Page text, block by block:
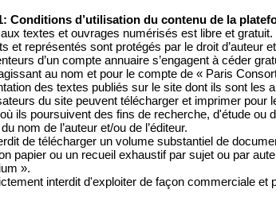
Conditions d’utilisation du contenu de la
textes et ouvrages numérisés est libre et
et représentés sont protégés par le droit d’auteur
d’un compte annuaire s’engagent à céder
au nom et pour le compte de « Paris
des textes publiés sur le site dont ils sont les
du site peuvent télécharger et imprimer
ils poursuivent des fins de recherche, d'étude ou
nom de l’auteur et/ou de l’éditeur.
de télécharger un volume substantiel de
papier ou un recueil exhaustif par sujet ou par
».
interdit d'exploiter de façon commerciale et